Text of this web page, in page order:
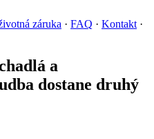
záruka · FAQ · Kontakt ·
a
dostane druhý